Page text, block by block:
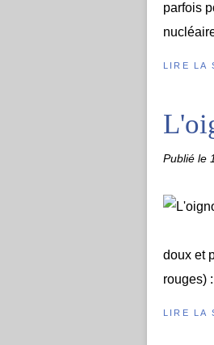
parfois
LIRE LA
Publié le
doux et
rouges)
LIRE LA